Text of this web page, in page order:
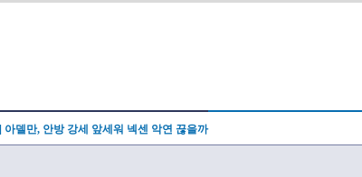
아델만, 안방 강세 앞세워 넥센 악연 끊을까